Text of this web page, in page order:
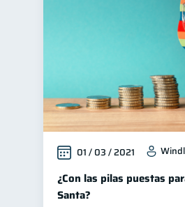
01 / 03 / 2021
¿Con las pilas puestas
Santa?